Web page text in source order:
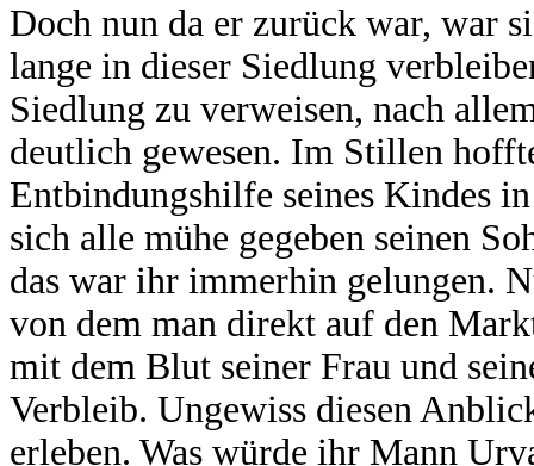
Doch nun da er zurück war, war
lange in dieser Siedlung
Siedlung zu verweisen, nach
deutlich gewesen. Im Stillen
Entbindungshilfe seines Kindes
sich alle mühe gegeben seinen
das war ihr immerhin gelungen.
von dem man direkt auf den
mit dem Blut seiner Frau und
Verbleib. Ungewiss diesen
erleben. Was würde ihr Mann